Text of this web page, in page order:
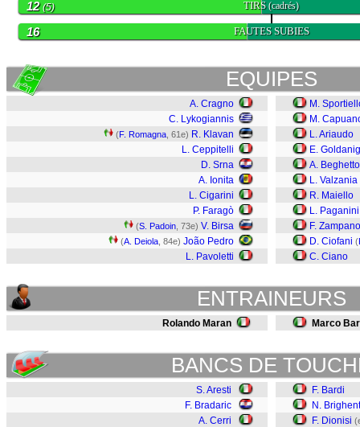
TIRS(cadrés)
12(5)
FAUTES SUBIES
16
EQUIPES
A. Cragno
C. Lykogiannis
(F. Romagna , 61e) R. Klavan
L. Ceppitelli
D. Srna
A. Ionita
L. Cigarini
P. Faragò
(S. Padoin , 73e) V. Birsa
(A. Deiola , 84e) João Pedro
L. Pavoletti
M.
M.
L. Ariaudo
E.
A. Beghetto
L. Valzania
R. Maiello
L. Paganini
F. Zampano
D. Ciofani (
C. Ciano
ENTRAINEURS
Rolando Maran Marco
BANCS DE
S. Aresti
F. Bradaric
A. Cerri
F. Bardi
N.
F. Dionisi